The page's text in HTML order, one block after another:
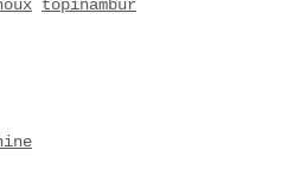
topinambur